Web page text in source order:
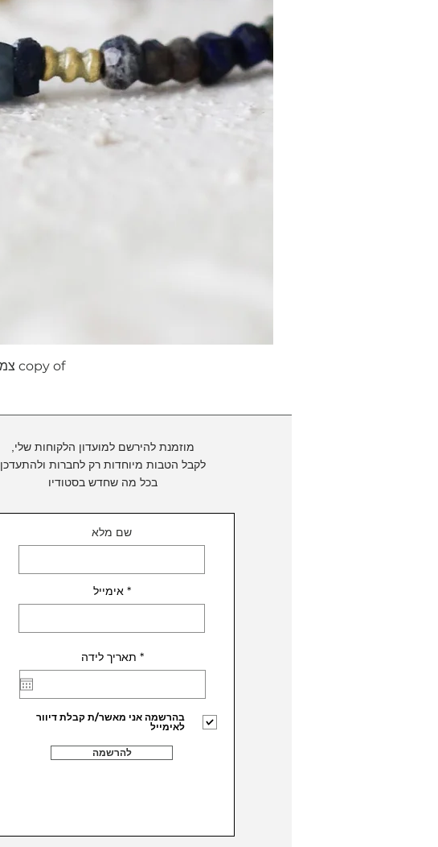
copy of צמיד שלל אבני חן כחולות בשילוב חרוזי זהב 14 קראט
מוזמנת להירשם למועדון הלקוחות שלי,
לקבל הטבות מיוחדות רק לחברות ולהתעדכן
בכל מה שחדש בסטודיו
שם מלא
אימייל
תאריך לידה *r
e
i
r
e
בהרשמה אני מאשר/ת קבלת דיוור
לאימייל
להרשמה